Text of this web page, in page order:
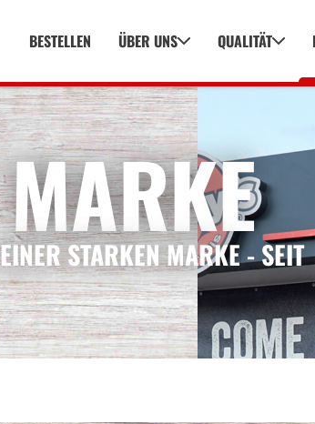
BESTELLEN ÜBER UNS QUALITÄT
STARKEN MARKE - SEIT